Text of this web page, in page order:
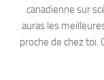
canadienne sur
auras les
proche de chez toi.